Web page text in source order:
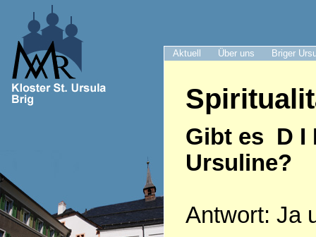
Aktuell Über uns Briger
Gibt es D I
Ursuline?
Antwort: Ja